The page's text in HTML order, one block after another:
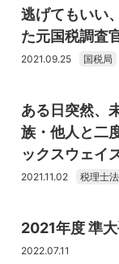
逃げてもいい
た元国税調査
2021.09.25 国税局
ある日突然、
族・他人と二
ックスウェ
2021.11.02 税理士
2021年度 準
2022.07.11